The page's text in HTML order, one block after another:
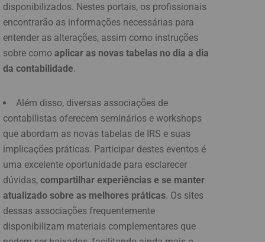
disponibilizados. Nestes portais, os profissionais
encontrarão as informações necessárias para
entender as alterações, assim como instruções
sobre como aplicar as novas tabelas no dia a dia
da contabilidade.
Além disso, diversas associações de
contabilistas oferecem seminários e workshops
que abordam as novas tabelas de IRS e suas
implicações práticas. Participar destes eventos é
uma excelente oportunidade para esclarecer
dúvidas, compartilhar experiências e se manter
atualizado sobre as melhores práticas. Os sites
dessas associações frequentemente
disponibilizam materiais complementares que